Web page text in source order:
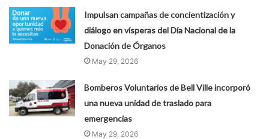
Impulsan campañas de concientización y
diálogo en vísperas del Día Nacional de la
Donación de Órganos
May 29, 2026
Bomberos Voluntarios de Bell Ville incorporó
una nueva unidad de traslado para
emergencias
May 29, 2026